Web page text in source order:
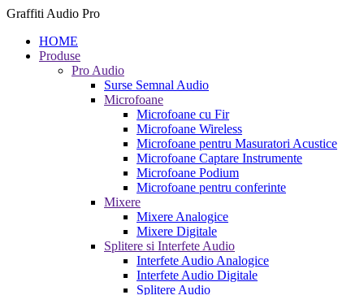
Graffiti Audio Pro
HOME
Produse
Pro Audio
Surse Semnal Audio
Microfoane
Microfoane cu Fir
Microfoane Wireless
Microfoane pentru Masuratori Acustice
Microfoane Captare Instrumente
Microfoane Podium
Microfoane pentru conferinte
Mixere
Mixere Analogice
Mixere Digitale
Splitere si Interfete Audio
Interfete Audio Analogice
Interfete Audio Digitale
Splitere Audio